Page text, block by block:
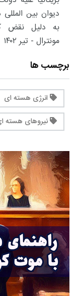
دیوان بین
به دلیل نقض
مونترال - تیر ۱۴۰۲
برچسب ها
انرژی هسته ای
نیروهای هسته ای